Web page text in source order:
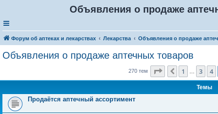
Объявления о продаже
Форум об аптеках и лекарствах Лекарства Объявления о продаже
Объявления о продаже аптечных товаров
270 тем Страница из 11
Пред.
1 3 4
Темы
Продаётся аптечный ассортимент